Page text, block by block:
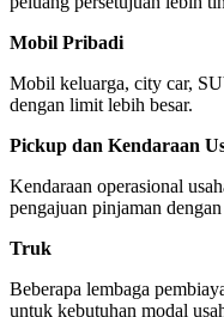
Mobil Pribadi
Mobil keluarga, city car,
dengan limit lebih besar.
Pickup dan Kendaraan
Kendaraan operasional
pengajuan pinjaman
Truk
Beberapa lembaga
untuk kebutuhan modal